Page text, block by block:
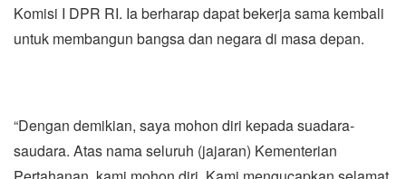
Komisi I DPR RI. Ia berharap dapat bekerja sama kembali
untuk membangun bangsa dan negara di masa depan.
“Dengan demikian, saya mohon diri kepada suadara-
saudara. Atas nama seluruh (jajaran) Kementerian